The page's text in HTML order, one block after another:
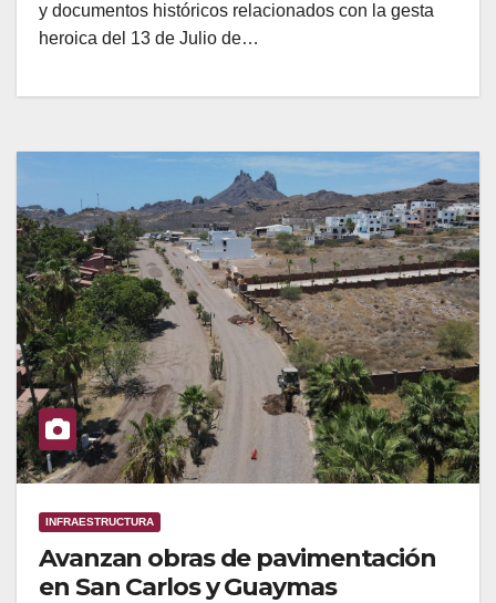
y documentos históricos relacionados con la gesta
heroica del 13 de Julio de…
INFRAESTRUCTURA
Avanzan obras de pavimentación
en San Carlos y Guaymas